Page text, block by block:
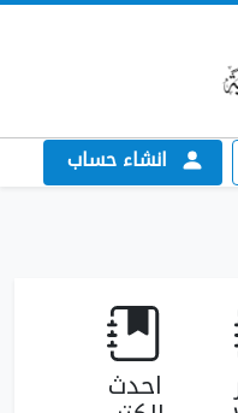
انشاء حساب
احدث